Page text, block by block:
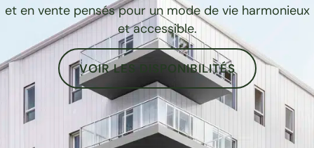
et en vente pensés pour un mode de vie harmonieux
et accessible.
VOIR LES DISPONIBILITÉS